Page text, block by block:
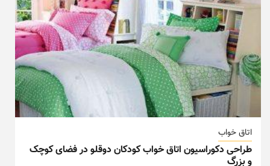
اتاق خواب
طراحی دکوراسیون اتاق خواب کودکان دوقلو در فضای کوچک
و بزرگ